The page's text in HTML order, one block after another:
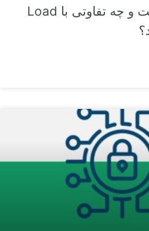
GeoDNS چیست و چه تفاوتی با Load